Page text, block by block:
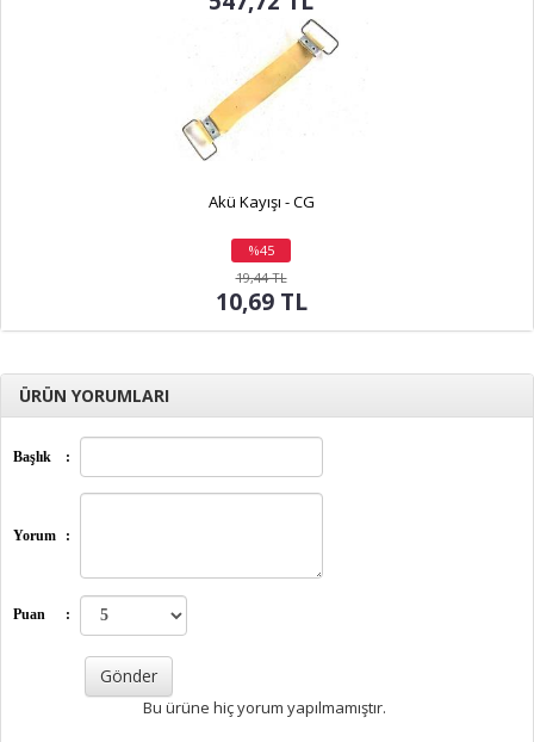
Akü Kayışı - CG
%45
indirim
19,44 TL
10,69 TL
ÜRÜN YORUMLARI
Başlık :
Yorum :
Puan :
Bu ürüne hiç yorum yapılmamıştır.